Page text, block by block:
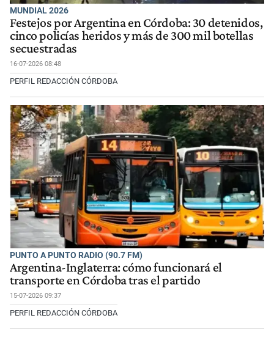
MUNDIAL 2026
Festejos por Argentina en Córdoba: 30 detenidos,
cinco policías heridos y más de 300 mil botellas
secuestradas
16-07-2026 08:48
PERFIL REDACCIÓN CÓRDOBA
PUNTO A PUNTO RADIO (90.7 FM)
Argentina-Inglaterra: cómo funcionará el
transporte en Córdoba tras el partido
15-07-2026 09:37
PERFIL REDACCIÓN CÓRDOBA